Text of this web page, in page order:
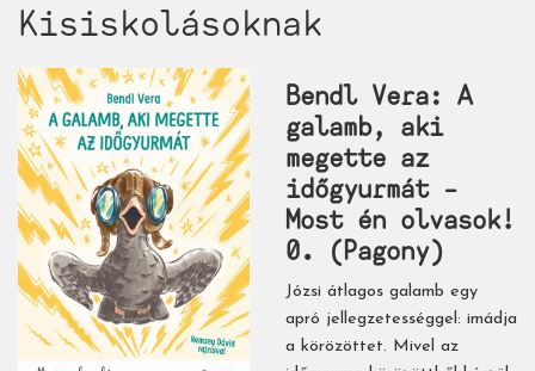
Kisiskolásoknak
Bendl Vera: A ​
galamb, aki
megette az
időgyurmát –
Most én olvasok!
0. (Pagony)
Józsi átlagos galamb egy
apró jellegzetességgel: imádja
a körözöttet. Mivel az